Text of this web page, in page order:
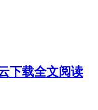
下载全文阅读